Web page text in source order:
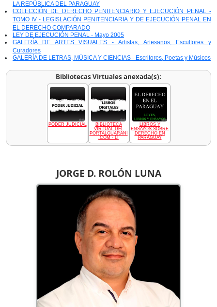
JORGE D. ROLÓN LUNA
LA REPÚBLICA DEL PARAGUAY
COLECCIÓN DE DERECHO PENITENCIARIO Y EJECUCIÓN PENAL -
TOMO IV - LEGISLACIÓN PENITENCIARIA Y DE EJECUCIÓN PENAL EN
EL DERECHO COMPARADO
LEY DE EJECUCIÓN PENAL - Mayo 2005
GALERÍA DE ARTES VISUALES - Artistas, Artesanos, Escultores y
Curadores
GALERÍA DE LETRAS, MÚSICA Y CIENCIAS - Escritores, Poetas y Músicos
Bibliotecas Virtuales anexada(s):
PODER JUDICIAL
BIBLIOTECA
VIRTUAL DEL
PORTALGUARANI
.COM - LI
LIBROS Y
ENSAYOS SOBRE
DERECHO EN
PARAGUAY